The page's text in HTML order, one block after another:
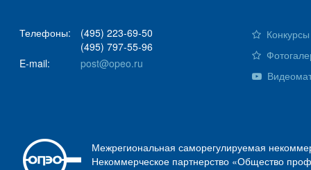
Телефоны:
(495) 223-69-50
(495) 797-55-96
E-mail:
post@opeo.ru
Межрегиональная саморегулируемая
Некоммерческое партнерство «Общество